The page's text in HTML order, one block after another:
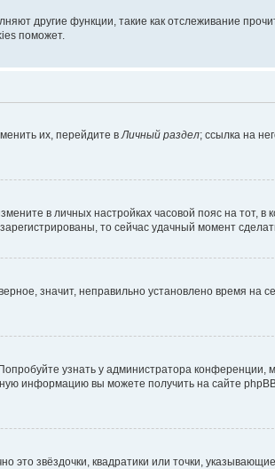
другие функции, такие как отслеживание
поможет.
их, перейдите вЛичный раздел; ссылка на
в личных настройках часовой пояс на тот, в
то сейчас удачный момент
значит, неправильно установлено время на
узнать у администратора конференции,
информацию вы можете получить на сайте
звёздочки, квадратики или точки,